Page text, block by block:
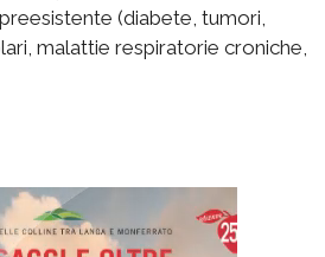
(diabete, tumori,
malattie respiratorie croniche,